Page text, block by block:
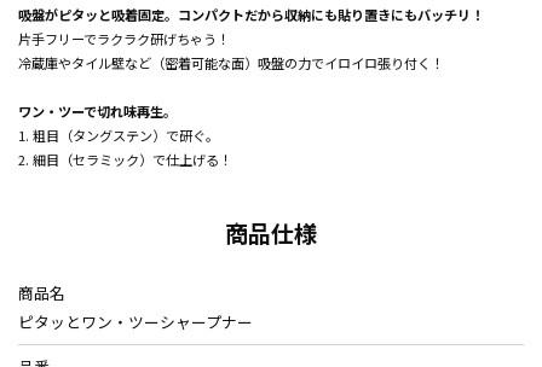
吸盤がピタッと吸着固定。コンパクトだから収納にも貼り置きにもバッチリ！
片手フリーでラクラク研げちゃう！
冷蔵庫やタイル壁など（密着可能な面）吸盤の力でイロイロ張り付く！
ワン・ツーで切れ味再生。
1. 粗目（タングステン）で研ぐ。
2. 細目（セラミック）で仕上げる！
商品仕様
商品名
ピタッとワン・ツーシャープナー